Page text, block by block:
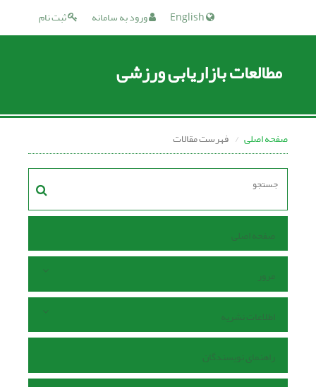
ثبت نام ورود به سامانه
مطالعات بازاریابی ورزشی
صفحه اصلی فهرست مقالات
صفحه اصلی
مرور
اطلاعات نشریه
راهنمای نویسندگان